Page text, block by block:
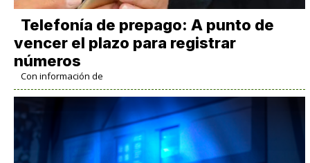
Telefonía de prepago: A punto de
vencer el plazo para registrar
números
Con información de